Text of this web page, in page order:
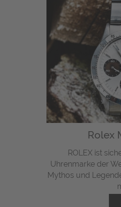
Rolex
ROLEX ist
Uhrenmarke der
Mythos und